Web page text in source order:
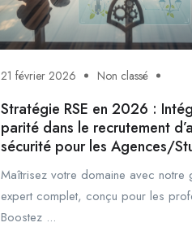
21 février 2026 Non classé
Stratégie RSE en 2026 :
parité dans le recrutement
sécurité pour les Agences/
Maîtrisez votre domaine avec notre
expert complet, conçu pour les
Boostez ...